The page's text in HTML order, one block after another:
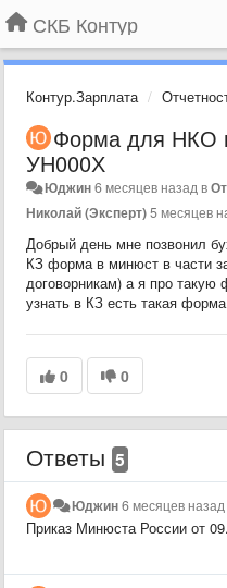
СКБ Контур
Контур.Зарплата
Форма для
УН000Х
Юджин6 месяцев назад в
Николай (Эксперт)5 месяцев
Добрый день мне позвонил
КЗ форма в минюст в части
договорникам) а я про
узнать в КЗ есть такая
0 0
Ответы 5
Юджин6 месяцев назад
Приказ Минюста России от